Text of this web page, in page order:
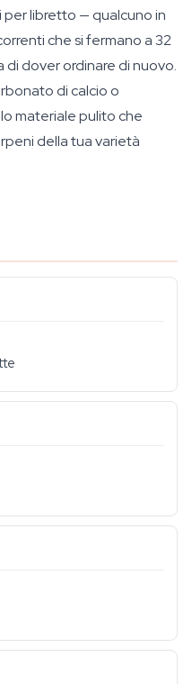
per libretto — qualcuno in
che si fermano a 32
dover ordinare di nuovo.
di calcio o
materiale pulito che
della tua varietà